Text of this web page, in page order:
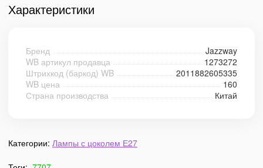
Характеристики
Бренд
Jazzway
WB артикул продавца
1273272
Штрихкод (баркод) WB
2011882605335
WB цена
160
Страна производства
Китай
Категории: Лампы с цоколем Е27